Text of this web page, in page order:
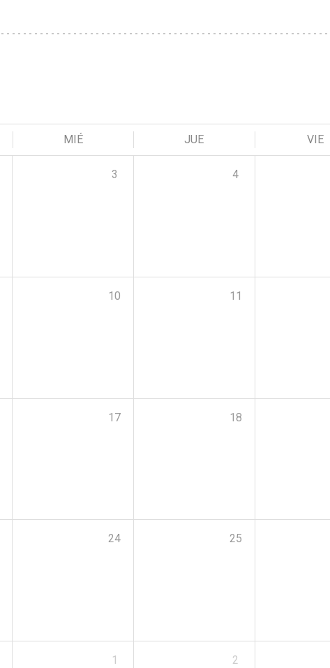
MIÉ JUE VIE
3 4
10 11
17 18
24 25
1 2